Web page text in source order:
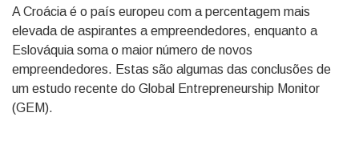
A Croácia é o país europeu com a percentagem mais
elevada de aspirantes a empreendedores, enquanto a
Eslováquia soma o maior número de novos
empreendedores. Estas são algumas das conclusões de
um estudo recente do Global Entrepreneurship Monitor
(GEM).